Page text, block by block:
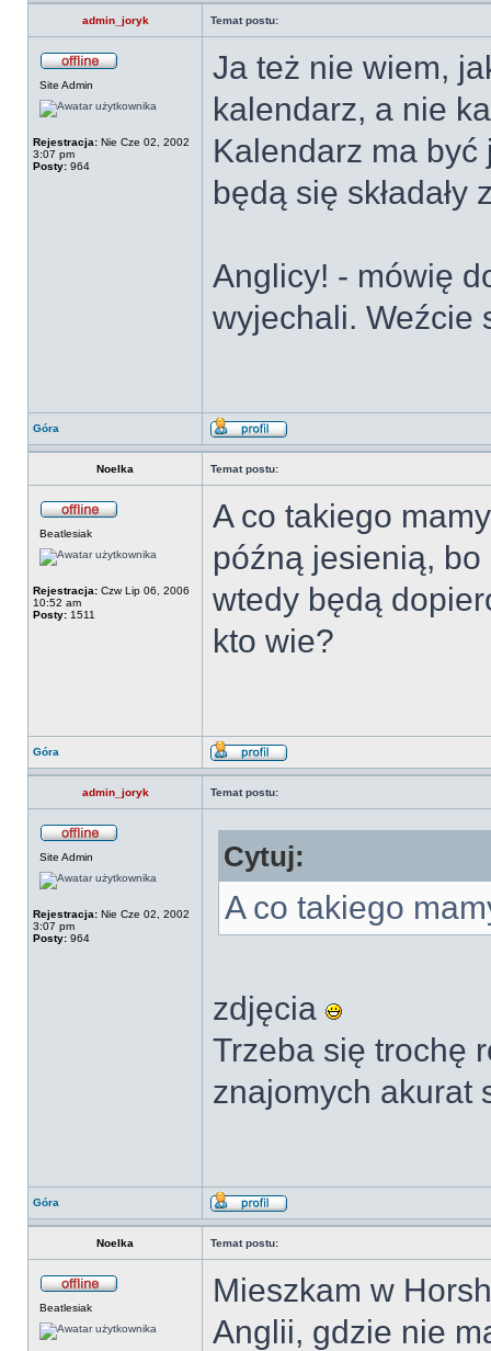
admin_joryk Temat postu:
Site Admin
Rejestracja: Nie Cze 02, 2002
3:07 pm
Posty: 964
Ja też nie wiem,
kalendarz, a nie
Kalendarz ma
będą się
Anglicy! - mówię
wyjechali. Weźcie
Góra
Noelka Temat postu:
Beatlesiak
Rejestracja: Czw Lip 06, 2006
10:52 am
Posty: 1511
A co takiego
późną jesienią, bo
wtedy będą
kto wie?
Góra
admin_joryk Temat postu:
Site Admin
Rejestracja: Nie Cze 02, 2002
3:07 pm
Posty: 964
Cytuj:
A co takiego
zdjęcia
Trzeba się trochę
znajomych akurat
Góra
Noelka Temat postu:
Beatlesiak
Mieszkam w
Anglii, gdzie nie